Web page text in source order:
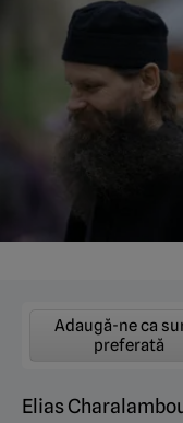
Adaugă-ne ca
preferată
Elias